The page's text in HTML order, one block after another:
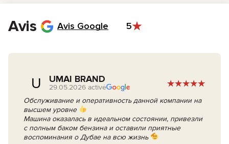
Avis Avis Google 5
U UMAI BRAND
29.05.2026 activé
Обслуживание и оперативность данной компании на
высшем уровне
Машина оказалась в идеальном состоянии, привезли
с полным баком бензина и оставили приятные
воспоминания о Дубае на всю жизнь